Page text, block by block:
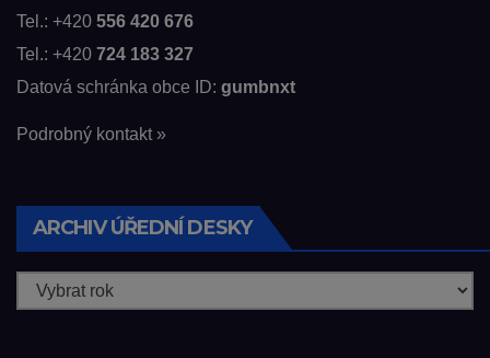
Tel.: +420 556 420 676
Tel.: +420 724 183 327
Datová schránka obce ID: gumbnxt
Podrobný kontakt »
ARCHIV ÚŘEDNÍ DESKY